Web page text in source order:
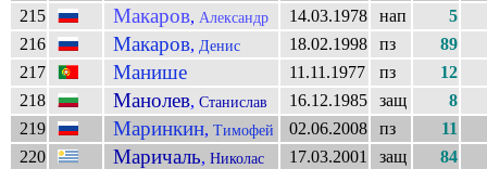
215 Макаров, Александр 14.03.1978 нап
5
216
Макаров, Денис 18.02.1998 пз 89
217
Манише 11.11.1977 пз
12
218
Манолев, Станислав 16.12.1985 защ
8
219
Маринкин, Тимофей 02.06.2008 пз
11
220
Маричаль, Николас 17.03.2001 защ
84